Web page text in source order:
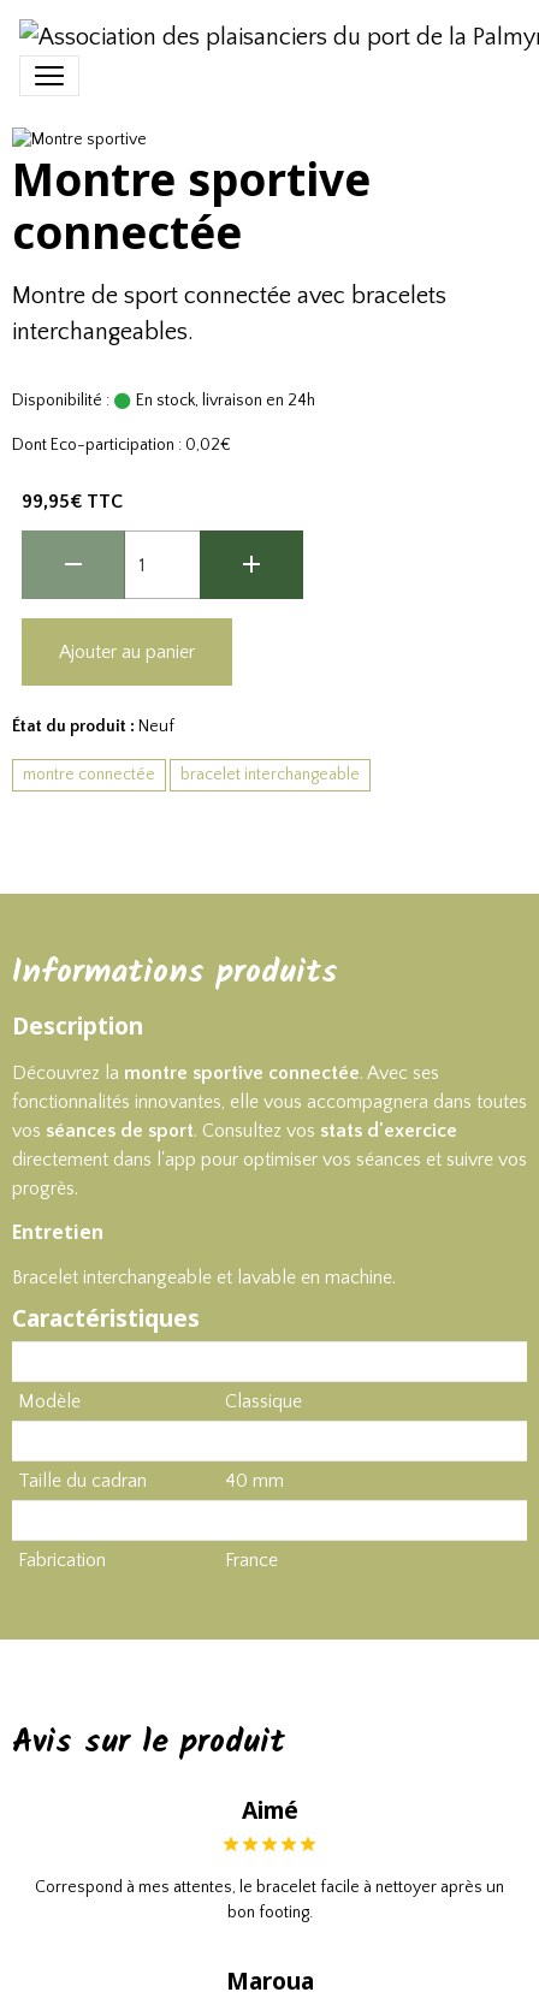
Montre sportive
connectée
Montre de sport connectée avec bracelets
interchangeables.
Disponibilité : En stock, livraison en 24h
Dont Eco-participation : 0,02€
99,95€ TTC
Ajouter au panier
État du produit : Neuf
montre connectée bracelet interchangeable
Informations produits
Description
Découvrez la montre sportive connectée. Avec ses
fonctionnalités innovantes, elle vous accompagnera dans toutes
vos séances de sport. Consultez vos stats d'exercice
directement dans l'app pour optimiser vos séances et suivre vos
progrès.
Entretien
Bracelet interchangeable et lavable en machine.
Caractéristiques
Modèle
Classique
Taille du cadran
40 mm
Fabrication
France
Avis sur le produit
Aimé
Correspond à mes attentes, le bracelet facile à nettoyer après un
bon footing.
Maroua